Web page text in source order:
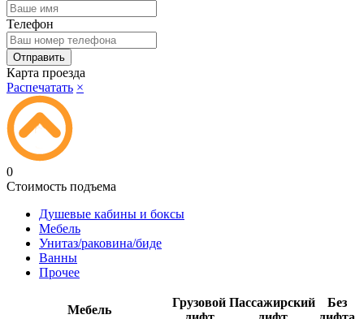
Телефон
Карта проезда
Распечатать ×
0
Стоимость подъема
Душевые кабины и боксы
Мебель
Унитаз/раковина/биде
Ванны
Прочее
Мебель
Грузовой Пассажирский
Без